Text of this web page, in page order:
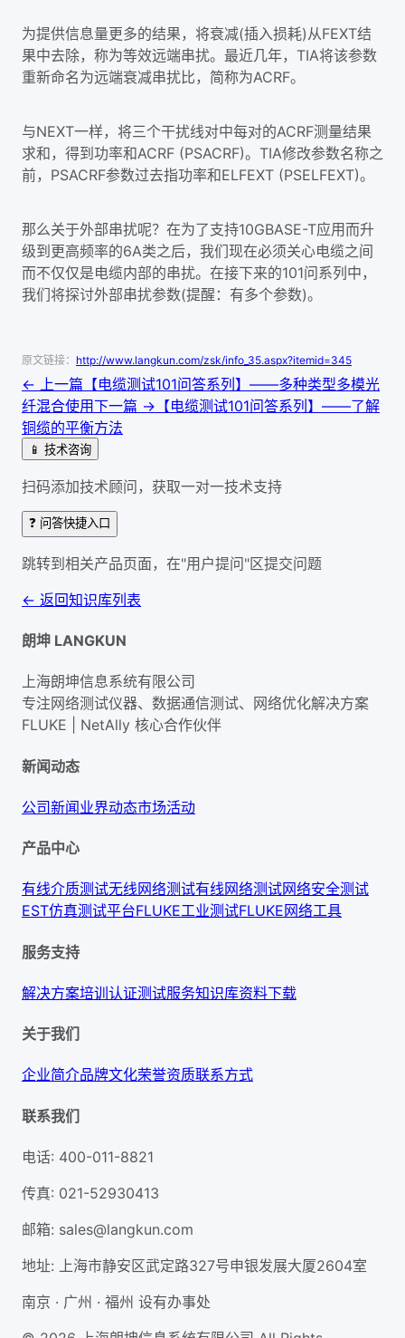
为提供信息量更多的结果，将衰减(插入损耗)从FEXT结
果中去除，称为等效远端串扰。最近几年，TIA将该参数
重新命名为远端衰减串扰比，简称为ACRF。
与NEXT一样，将三个干扰线对中每对的ACRF测量结果
求和，得到功率和ACRF (PSACRF)。TIA修改参数名称之
前，PSACRF参数过去指功率和ELFEXT (PSELFEXT)。
那么关于外部串扰呢？在为了支持10GBASE-T应用而升
级到更高频率的6A类之后，我们现在必须关心电缆之间
而不仅仅是电缆内部的串扰。在接下来的101问系列中，
我们将探讨外部串扰参数(提醒：有多个参数)。
原文链接： http://www.langkun.com/zsk/info_35.aspx?itemid=345
← 上一篇 【电缆测试101问答系列】——多种类型多模光
纤混合使用下一篇 → 【电缆测试101问答系列】——了解
铜缆的平衡方法
📱 技术咨询
扫码添加技术顾问，获取一对一技术支持
❓ 问答快捷入口
跳转到相关产品页面，在"用户提问"区提交问题
← 返回知识库列表
朗坤 LANGKUN
上海朗坤信息系统有限公司
专注网络测试仪器、数据通信测试、网络优化解决方案
FLUKE | NetAlly 核心合作伙伴
新闻动态
公司新闻业界动态市场活动
产品中心
有线介质测试无线网络测试有线网络测试网络安全测试
EST仿真测试平台FLUKE工业测试FLUKE网络工具
服务支持
解决方案培训认证测试服务知识库资料下载
关于我们
企业简介品牌文化荣誉资质联系方式
联系我们
电话: 400-011-8821
传真: 021-52930413
邮箱: sales@langkun.com
地址: 上海市静安区武定路327号申银发展大厦2604室
南京 · 广州 · 福州 设有办事处